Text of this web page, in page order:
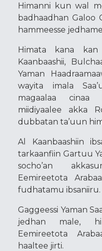
Himanni kun wal
badhaadhan Galoo
hammeesse
Himata kana kan
Kaanbaashii,
Yaman
wayita imala
magaalaa cinaa
miidiyaalee akka
dubbatan ta’uun
Al Kaanbaashiin
tarkaanfiin Gartuu
socho’an
Eemireetota
fudhatamu ibsaniiru.
Gaggeessi Yaman
jedhan male,
Eemireetota
haaltee jirti.